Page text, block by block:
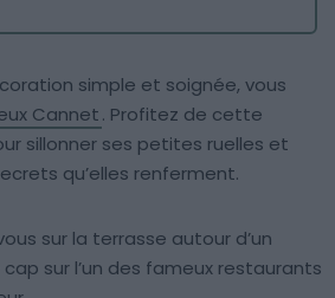
simple et soignée, vous
Cannet. Profitez de cette
sillonner ses petites ruelles et
qu’elles renferment.
sur la terrasse autour d’un
sur l’un des fameux restaurants